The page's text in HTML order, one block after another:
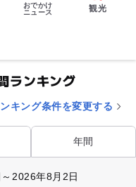
おでかけ
ニュース
観光
ランキング
キング条件を変更する
年間
2026年8月2日